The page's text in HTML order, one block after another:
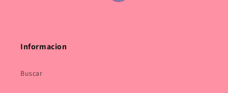
Informacion
Buscar